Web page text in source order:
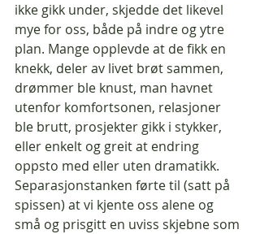
ikke gikk under, skjedde det likevel
mye for oss, både på indre og ytre
plan. Mange opplevde at de fikk en
knekk, deler av livet brøt sammen,
drømmer ble knust, man havnet
utenfor komfortsonen, relasjoner
ble brutt, prosjekter gikk i stykker,
eller enkelt og greit at endring
oppsto med eller uten dramatikk.
Separasjonstanken førte til (satt på
spissen) at vi kjente oss alene og
små og prisgitt en uviss skjebne som